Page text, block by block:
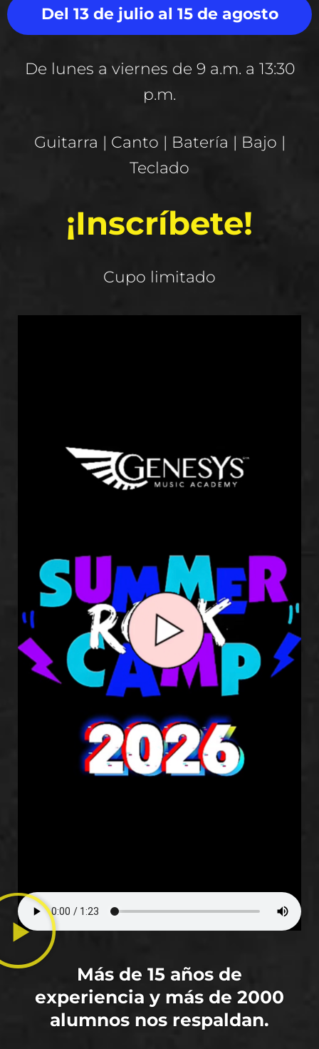
Del 13 de julio al 15 de agosto
De lunes a viernes de 9 a.m. a 13:30
p.m.
Guitarra | Canto | Batería | Bajo |
Teclado
¡Inscríbete!
Cupo limitado
Más de 15 años de
experiencia y más de 2000
alumnos nos respaldan.